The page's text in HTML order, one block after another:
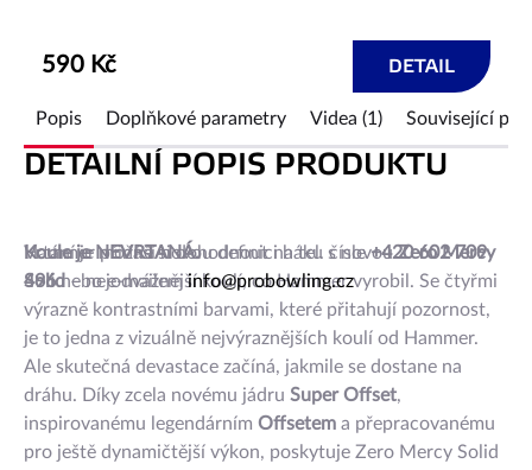
590 Kč DETAIL
Popis Doplňkové parametry Videa (1) Související
DETAILNÍ POPIS PRODUKTU
Hammer přináší novou definici háku s novouZero Mercy
Solid– nejodvážnější koulí, co Hammer vyrobil. Se čtyřmi
výrazně kontrastními barvami, které přitahují pozornost,
je to jedna z vizuálně nejvýraznějších koulí od Hammer.
Ale skutečná devastace začíná, jakmile se dostane na
dráhu. Díky zcela novému jádru Super Offset,
inspirovanému legendárním Offsetem a přepracovanému
pro ještě dynamičtější výkon, poskytuje Zero Mercy Solid
Koule je NEVRTANÁ.
Vrtání je možné si dohodnout na tel. čísle+420 602 709
496nebo e-maileminfo@probowling.cz